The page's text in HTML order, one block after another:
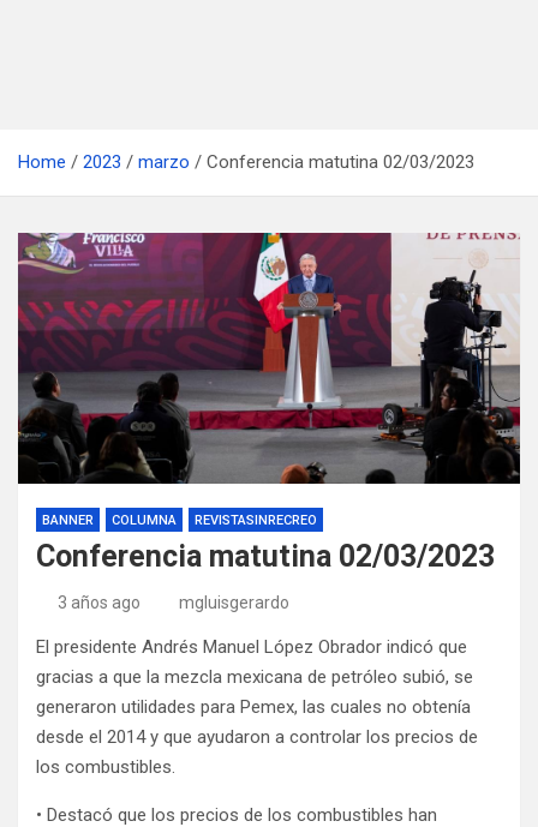
Home 2023 marzo Conferencia matutina 02/03/2023
BANNER COLUMNA REVISTASINRECREO
Conferencia matutina 02/03/2023
3 años ago mgluisgerardo
El presidente Andrés Manuel López Obrador indicó que
gracias a que la mezcla mexicana de petróleo subió, se
generaron utilidades para Pemex, las cuales no obtenía
desde el 2014 y que ayudaron a controlar los precios de
los combustibles.
• Destacó que los precios de los combustibles han